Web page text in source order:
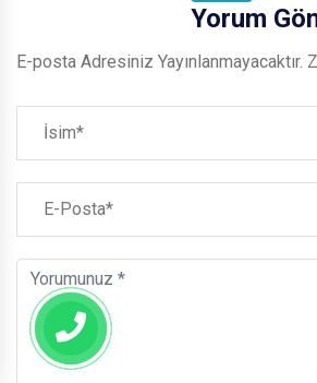
Yorum
E-posta Adresiniz Yayınlanmayacaktır.